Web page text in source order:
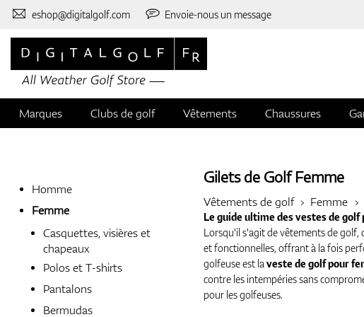
eshop@digitalgolf.com Envoie-nous un message
Marques Clubs de golf Vêtements Chaussures
Homme
Femme
Casquettes, visières et
chapeaux
Polos et T-shirts
Pantalons
Bermudas
Gilets de Golf Femme
Vêtements de golf Femme
Le guide ultime des vestes de
Lorsqu'il s'agit de vêtements de golf,
et fonctionnelles, offrant à la fois
golfeuse est laveste de golf pour
contre les intempéries sans
pour les golfeuses.